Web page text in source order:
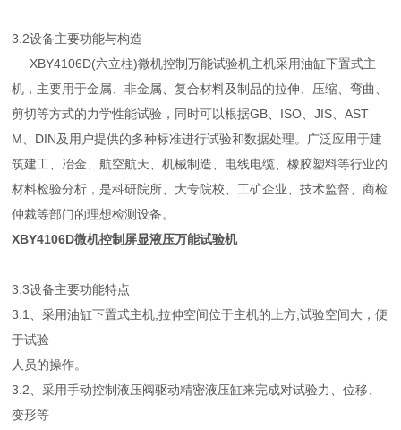
3.2设备主要功能与构造
XBY4106D(六立柱)微机控制万能试验机主机采用油缸下置式主
机，主要用于金属、非金属、复合材料及制品的拉伸、压缩、弯曲、
剪切等方式的力学性能试验，同时可以根据GB、ISO、JIS、AST
M、DIN及用户提供的多种标准进行试验和数据处理。广泛应用于建
筑建工、冶金、航空航天、机械制造、电线电缆、橡胶塑料等行业的
材料检验分析，是科研院所、大专院校、工矿企业、技术监督、商检
仲裁等部门的理想检测设备。
XBY4106D微机控制屏显液压万能试验机
3.3设备主要功能特点
3.1、采用油缸下置式主机,拉伸空间位于主机的上方,试验空间大，便
于试验
人员的操作。
3.2、采用手动控制液压阀驱动精密液压缸来完成对试验力、位移、
变形等